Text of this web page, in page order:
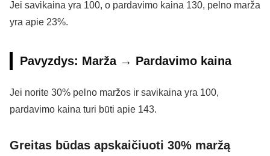
Jei savikaina yra 100, o pardavimo kaina 130, pelno marža
yra apie 23%.
Pavyzdys: Marža → Pardavimo kaina
Jei norite 30% pelno maržos ir savikaina yra 100,
pardavimo kaina turi būti apie 143.
Greitas būdas apskaičiuoti 30% maržą